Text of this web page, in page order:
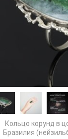
Кольцо корунд в
Бразилия